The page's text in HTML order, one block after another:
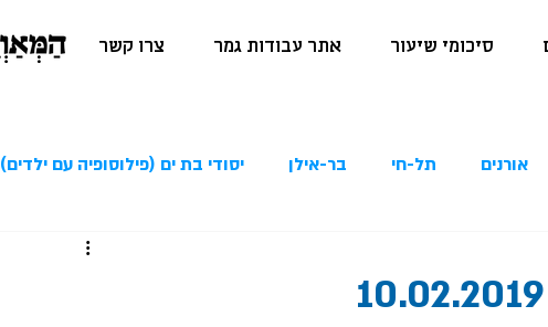
צרו קשר אתר עבודות גמר סיכומי שיעור
אורנים תל-חי בר-אילן יסודי בת ים (פילוסופיה עם ילדים)